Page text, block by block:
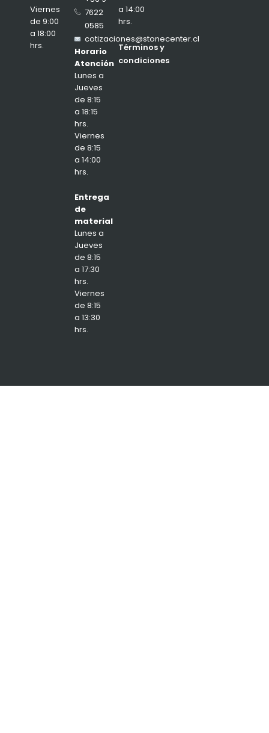
Viernes
de 9:00
a 18:00
hrs.
7622
0585
cotizaciones@stonecenter.cl
Horario
Atención
Lunes a
Jueves
de 8:15
a 18:15
hrs.
Viernes
de 8:15
a 14:00
hrs.
Entrega
de
material
Lunes a
Jueves
de 8:15
a 17:30
hrs.
Viernes
de 8:15
a 13:30
hrs.
a 14:00
hrs.
Términos y
condiciones